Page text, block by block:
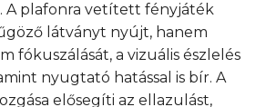
A plafonra vetített fényjáték
látványt nyújt, hanem
fókuszálását, a vizuális észlelés
nyugtató hatással is bír. A
elősegíti az ellazulást,